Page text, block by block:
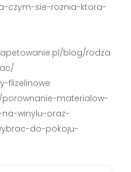
czym-sie-roznia-ktora-
blog/rodza
flizelinowe
materialow-
winylu-oraz-
do-pokoju-